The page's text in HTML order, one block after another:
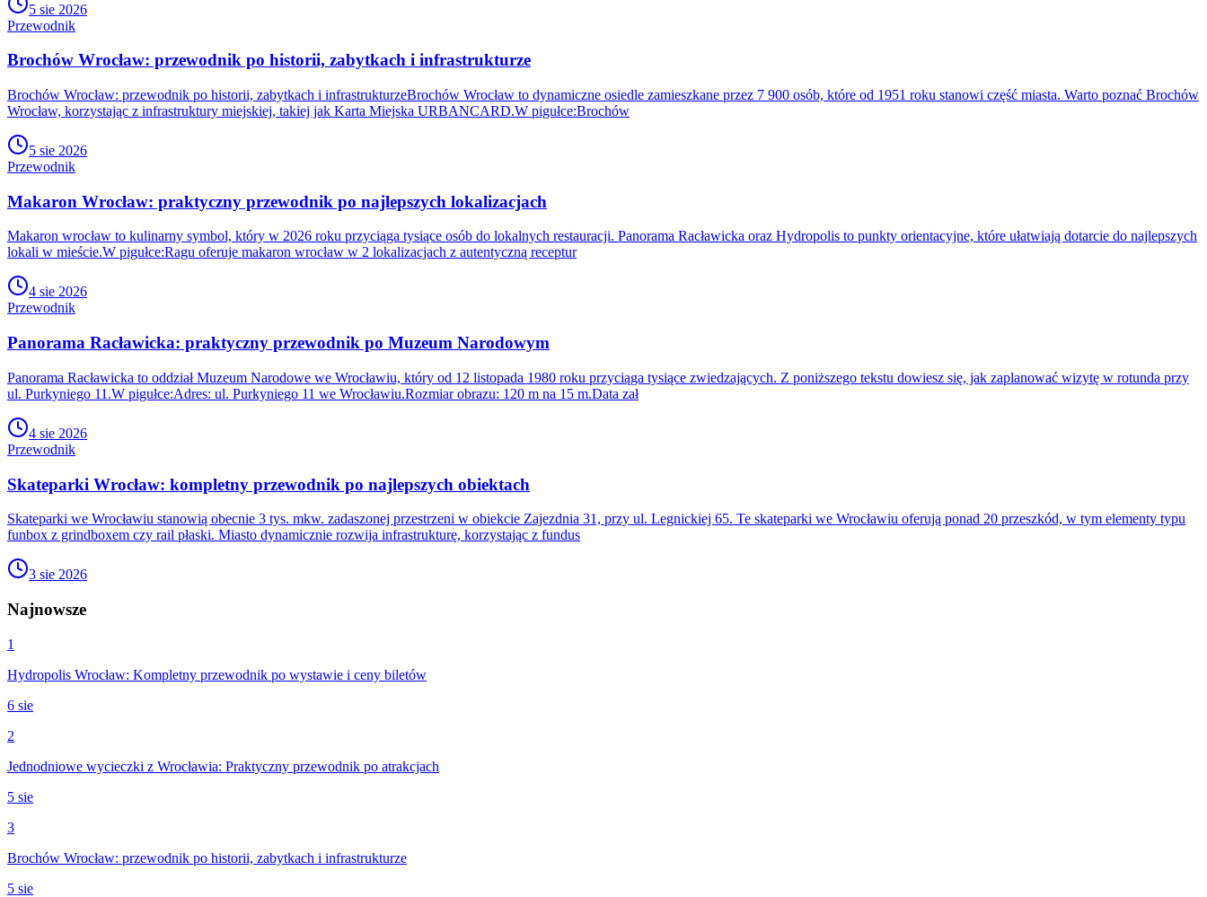
5 sie 2026
Przewodnik
Brochów Wrocław: przewodnik po historii, zabytkach i infrastrukturze
Brochów Wrocław: przewodnik po historii, zabytkach i infrastrukturzeBrochów Wrocław to dynamiczne osiedle zamieszkane przez 7 900 osób, które od 1951 roku stanowi część miasta. Warto poznać Brochów
Wrocław, korzystając z infrastruktury miejskiej, takiej jak Karta Miejska URBANCARD.W pigułce:Brochów
5 sie 2026
Przewodnik
Makaron Wrocław: praktyczny przewodnik po najlepszych lokalizacjach
Makaron wrocław to kulinarny symbol, który w 2026 roku przyciąga tysiące osób do lokalnych restauracji. Panorama Racławicka oraz Hydropolis to punkty orientacyjne, które ułatwiają dotarcie do najlepszych
lokali w mieście.W pigułce:Ragu oferuje makaron wrocław w 2 lokalizacjach z autentyczną receptur
4 sie 2026
Przewodnik
Panorama Racławicka: praktyczny przewodnik po Muzeum Narodowym
Panorama Racławicka to oddział Muzeum Narodowe we Wrocławiu, który od 12 listopada 1980 roku przyciąga tysiące zwiedzających. Z poniższego tekstu dowiesz się, jak zaplanować wizytę w rotunda przy
ul. Purkyniego 11.W pigułce:Adres: ul. Purkyniego 11 we Wrocławiu.Rozmiar obrazu: 120 m na 15 m.Data zał
4 sie 2026
Przewodnik
Skateparki Wrocław: kompletny przewodnik po najlepszych obiektach
Skateparki we Wrocławiu stanowią obecnie 3 tys. mkw. zadaszonej przestrzeni w obiekcie Zajezdnia 31, przy ul. Legnickiej 65. Te skateparki we Wrocławiu oferują ponad 20 przeszkód, w tym elementy typu
funbox z grindboxem czy rail płaski. Miasto dynamicznie rozwija infrastrukturę, korzystając z fundus
3 sie 2026
Najnowsze
1
Hydropolis Wrocław: Kompletny przewodnik po wystawie i ceny biletów
6 sie
2
Jednodniowe wycieczki z Wrocławia: Praktyczny przewodnik po atrakcjach
5 sie
3
Brochów Wrocław: przewodnik po historii, zabytkach i infrastrukturze
5 sie